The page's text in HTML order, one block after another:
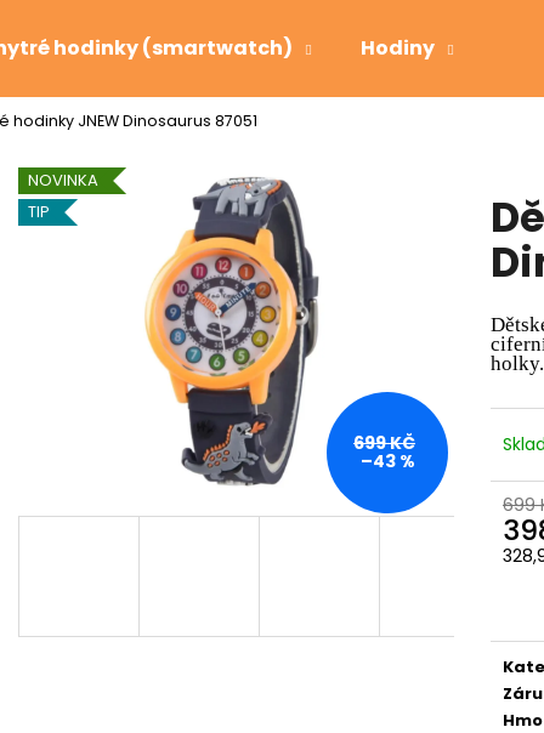
hodinky (smartwatch) Hodiny
hodinky JNEW Dinosaurus 87051
holky.
699
NOVINKA
TIP
699 KČ
–43 %
Co potřebujete najít?
Doporučujeme
HODINKY
SKLADEM V ČR